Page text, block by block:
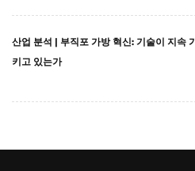
산업 분석 | 부직포 가방 혁신: 기술이 지속
키고 있는가